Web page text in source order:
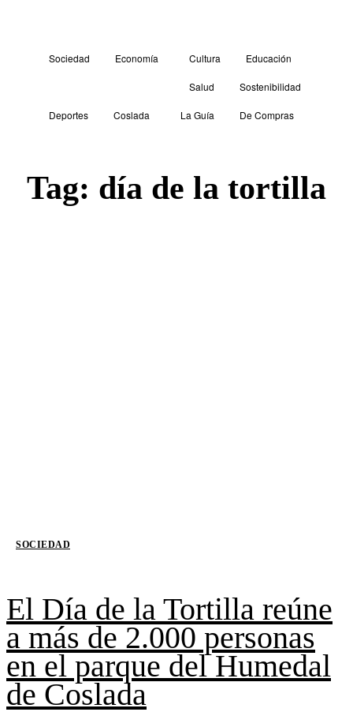
Sociedad Economía Cultura Educación
Salud Sostenibilidad
Deportes Coslada La Guía De Compras
Tag: día de la tortilla
SOCIEDAD
El Día de la Tortilla reúne
a más de 2.000 personas
en el parque del Humedal
de Coslada